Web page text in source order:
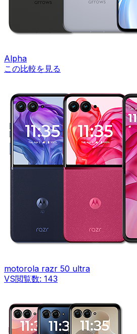
Alpha
この比較を見る
motorola razr 50 ultra
VS閲覧数: 143